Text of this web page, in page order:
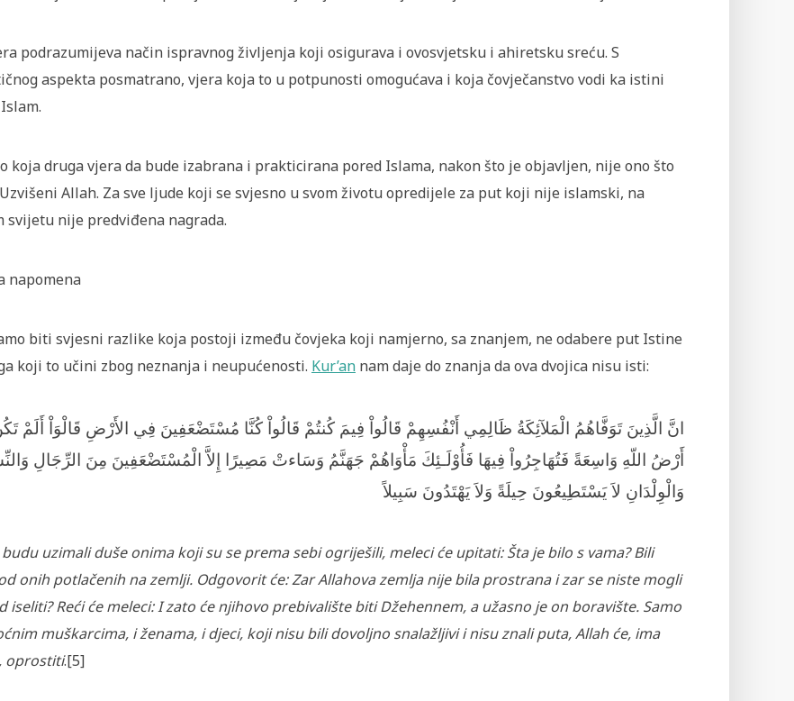
podrazumijeva način ispravnog življenja koji osigurava i ovosvjetsku i ahiretsku sreću. S
aspekta posmatrano, vjera koja to u potpunosti omogućava i koja čovječanstvo vodi ka istini
koja druga vjera da bude izabrana i prakticirana pored Islama, nakon što je objavljen, nije ono što
Allah. Za sve ljude koji se svjesno u svom životu opredijele za put koji nije islamski, na
svijetu nije predviđena nagrada.
napomena
biti svjesni razlike koja postoji između čovjeka koji namjerno, sa znanjem, ne odabere put Istine
koji to učini zbog neznanja i neupućenosti. Kur’an nam daje do znanja da ova dvojica nisu isti:
انَّ الَّذِينَ تَوَفَّاهُمُ الْمَلآئِكَةُ ظَالِمِي أَنْفُسِهِمْ قَالُواْ فِيمَ كُنتُمْ قَالُواْ كُنَّا مُسْتَضْعَفِينَ فِي الأَرْضِ قَالْوَاْ أَلَمْ
أَرْضُ اللّهِ وَاسِعَةً فَتُهَاجِرُواْ فِيهَا فَأُوْلَـئِكَ مَأْوَاهُمْ جَهَنَّمُ وَسَاءتْ مَصِيرًا إِلاَّ الْمُسْتَضْعَفِينَ مِنَ الرِّجَالِ
وَالْوِلْدَانِ لاَ يَسْتَطِيعُونَ حِيلَةً وَلاَ يَهْتَدُونَ سَبِيلاً
budu uzimali duše onima koji su se prema sebi ogriješili, meleci će upitati: Šta je bilo s vama? Bili
onih potlačenih na zemlji. Odgovorit će: Zar Allahova zemlja nije bila prostrana i zar se niste mogli
iseliti? Reći će meleci: I zato će njihovo prebiv­alište biti Džehennem, a užasno je on boravište. Samo
muškarcima, i ženama, i djeci, koji nisu bili dovoljno snalažljivi i nisu znali puta, Allah će, ima
oprostiti.[5]